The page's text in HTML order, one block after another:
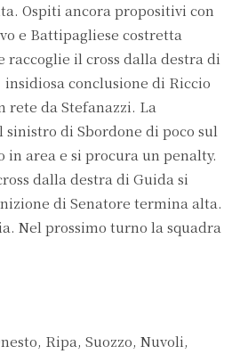
Ospiti ancora propositivi con
e Battipagliese costretta
il cross dalla destra di
conclusione di Riccio
rete da Stefanazzi. La
di Sbordone di poco sul
in area e si procura un penalty.
dalla destra di Guida si
di Senatore termina alta.
Nel prossimo turno la squadra
Ripa, Suozzo, Nuvoli,